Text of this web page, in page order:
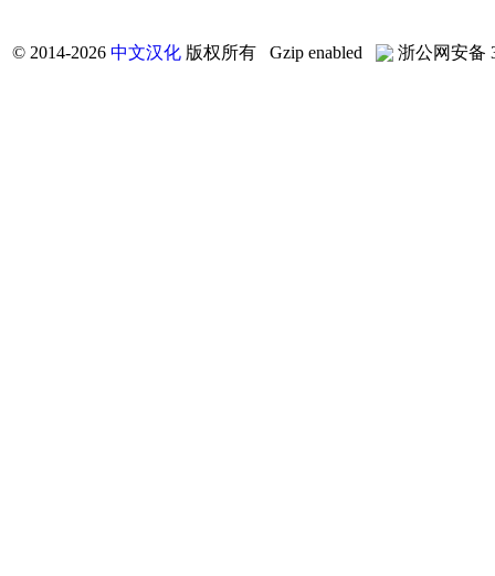
© 2014-2026 中文汉化 版权所有 Gzip enabled 浙公网安备